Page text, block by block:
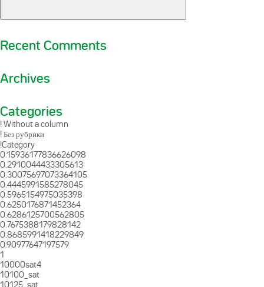
Recent Comments
Archives
Categories
! Without a column
! Без рубрики
!Category
0.15936177836626098
0.2910044433305613
0.30075697073364105
0.4445991585278045
0.5965154975035398
0.6250176871452364
0.6286125700562805
0.7675388179828142
0.8685991418229849
0.90977647197579
1
10000sat4
10100_sat
10125_sat